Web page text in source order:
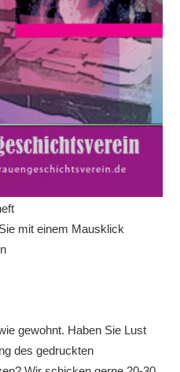
mit einem Mausklick
gewohnt. Haben Sie Lust
des gedruckten